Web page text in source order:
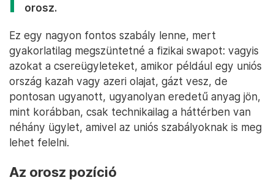
orosz.
Ez egy nagyon fontos szabály lenne, mert
gyakorlatilag megszüntetné a fizikai swapot: vagyis
azokat a csereügyleteket, amikor például egy uniós
ország kazah vagy azeri olajat, gázt vesz, de
pontosan ugyanott, ugyanolyan eredetű anyag jön,
mint korábban, csak technikailag a háttérben van
néhány ügylet, amivel az uniós szabályoknak is meg
lehet felelni.
Az orosz pozíció